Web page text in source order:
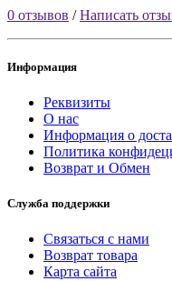
0 отзывов /Написать
Информация
Реквизиты
О нас
Информация о
Политика
Возврат и Обмен
Служба поддержки
Связаться с нами
Возврат товара
Карта сайта